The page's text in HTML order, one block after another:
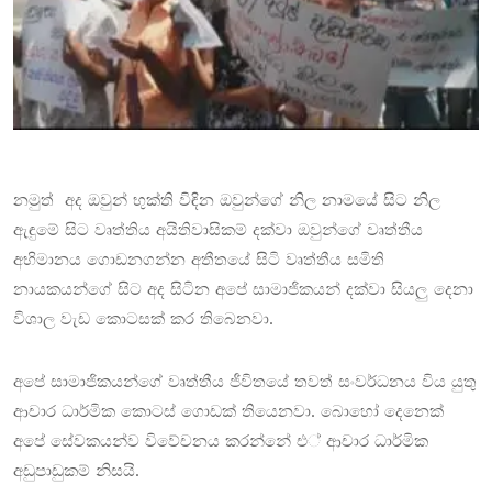
නමුත් අද ඔවුන් භුක්ති විඳින ඔවුන්ගේ නිල නාමයේ සිට නිල
ඇඳුමේ සිට වෘත්තිය අයිතිවාසිකම් දක්වා ඔවුන්ගේ වෘත්තීය
අභිමානය ගොඩනගන්න අතීතයේ සිටි වෘත්තීය සමිති
නායකයන්ගේ සිට අද සිටින අපේ සාමාජිකයන් දක්වා සියලු දෙනා
විශාල වැඩ කොටසක් කර තිබෙනවා.
අපේ සාමාජිකයන්ගේ වෘත්තීය ජීවිතයේ තවත් සංවර්ධනය විය යුතු
ආචාර ධාර්මික කොටස් ගොඩක් තියෙනවා. බොහෝ දෙනෙක්
අපේ සේවකයන්ව විවේචනය කරන්නේ එ් ආචාර ධාර්මික
අඩුපාඩුකම් නිසයි.